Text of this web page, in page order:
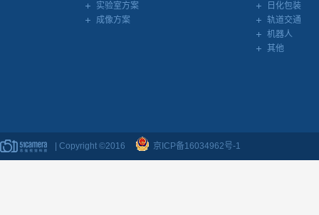
实验室方案
成像方案
日化包装
轨道交通
机器人
其他
| Copyright ©2016 京ICP备16034962号-1